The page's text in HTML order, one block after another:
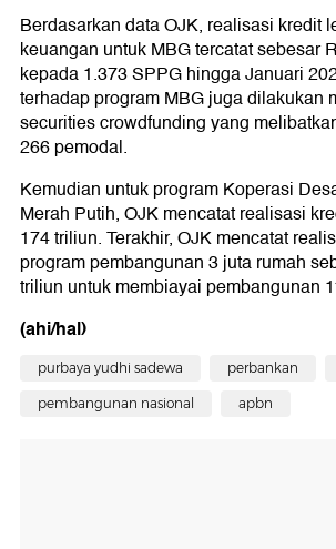
Berdasarkan data OJK, realisasi kredit
keuangan untuk MBG tercatat sebesar
kepada 1.373 SPPG hingga Januari
terhadap program MBG juga dilakukan
securities crowdfunding yang
266 pemodal.
Kemudian untuk program Koperasi
Merah Putih, OJK mencatat realisasi
174 triliun. Terakhir, OJK mencatat
program pembangunan 3 juta rumah
triliun untuk membiayai pembangunan
(ahi/hal)
purbaya yudhi sadewa perbankan
pembangunan nasional apbn